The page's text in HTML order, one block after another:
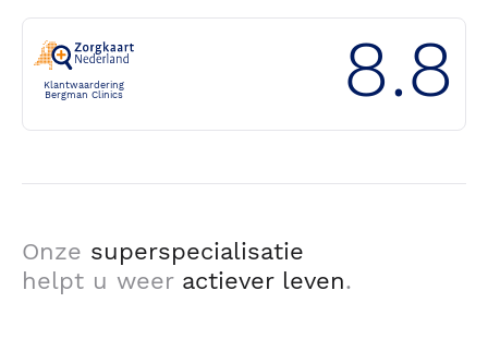
Klantwaardering
Bergman Clinics
8.8
Onze superspecialisatie
helpt u weer actiever leven.